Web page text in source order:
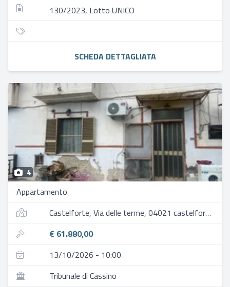
130/2023, Lotto UNICO
SCHEDA DETTAGLIATA
4
Appartamento
Castelforte, Via delle terme, 04021 castelforte lt, italia
€ 61.880,00
13/10/2026 - 10:00
Tribunale di Cassino